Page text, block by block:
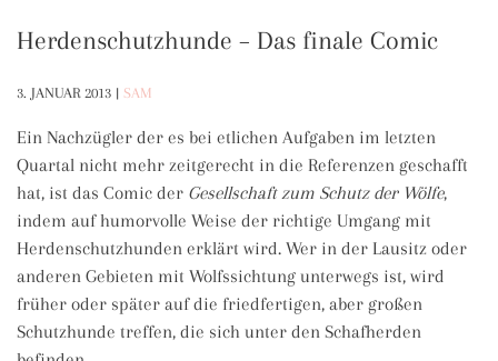
Herdenschutzhunde – Das finale Comic
3. JANUAR 2013 | SAM
Ein Nachzügler der es bei etlichen Aufgaben im letzten
Quartal nicht mehr zeitgerecht in die Referenzen geschafft
hat, ist das Comic der Gesellschaft zum Schutz der Wölfe,
indem auf humorvolle Weise der richtige Umgang mit
Herdenschutzhunden erklärt wird. Wer in der Lausitz oder
anderen Gebieten mit Wolfssichtung unterwegs ist, wird
früher oder später auf die friedfertigen, aber großen
Schutzhunde treffen, die sich unter den Schafherden